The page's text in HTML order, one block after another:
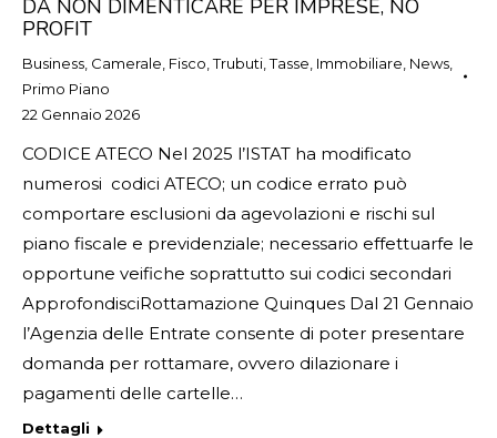
DA NON DIMENTICARE PER IMPRESE, NO
PROFIT
Business Camerale Fisco, Trubuti, Tasse Immobiliare News
Primo Piano
22 Gennaio 2026
CODICE ATECO Nel 2025 l’ISTAT ha modificato
numerosi codici ATECO; un codice errato può
comportare esclusioni da agevolazioni e rischi sul
piano fiscale e previdenziale; necessario effettuarfe le
opportune veifiche soprattutto sui codici secondari
ApprofondisciRottamazione Quinques Dal 21 Gennaio
l’Agenzia delle Entrate consente di poter presentare
domanda per rottamare, ovvero dilazionare i
pagamenti delle cartelle…
Dettagli